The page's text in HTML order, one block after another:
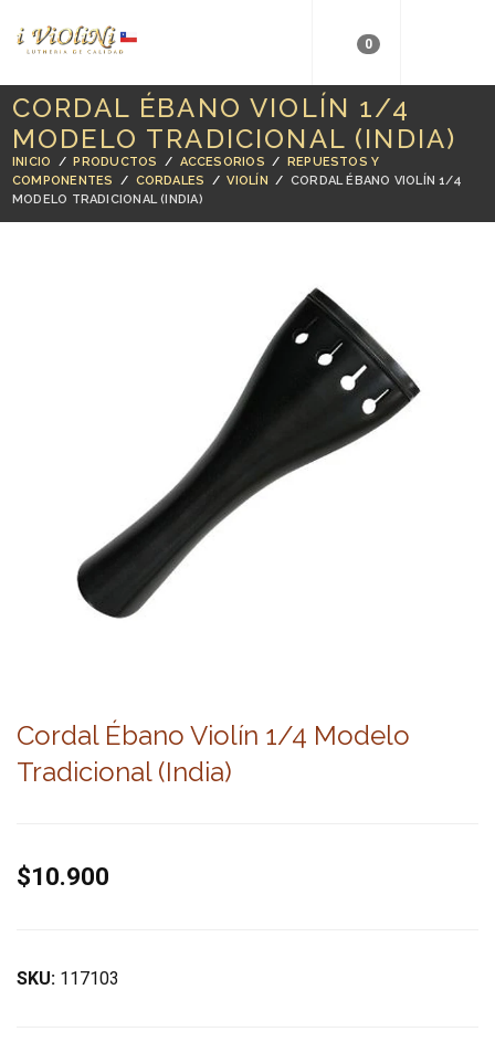
0
CORDAL ÉBANO VIOLÍN 1/4
MODELO TRADICIONAL (INDIA)
INICIO /PRODUCTOS / ACCESORIOS / REPUESTOS Y
COMPONENTES
/ CORDALES /VIOLÍN / CORDAL ÉBANO VIOLÍN 1/4
MODELO TRADICIONAL (INDIA)
Cordal Ébano Violín 1/4 Modelo
Tradicional (India)
$10.900
SKU: 117103